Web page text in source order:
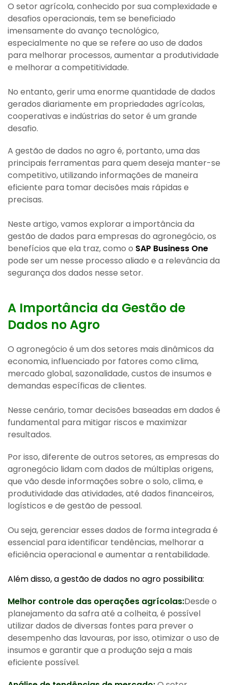
O setor agrícola, conhecido por sua complexidade e
desafios operacionais, tem se beneficiado
imensamente do avanço tecnológico,
especialmente no que se refere ao uso de dados
para melhorar processos, aumentar a produtividade
e melhorar a competitividade.
No entanto, gerir uma enorme quantidade de dados
gerados diariamente em propriedades agrícolas,
cooperativas e indústrias do setor é um grande
desafio.
A gestão de dados no agro é, portanto, uma das
principais ferramentas para quem deseja manter-se
competitivo, utilizando informações de maneira
eficiente para tomar decisões mais rápidas e
precisas.
Neste artigo, vamos explorar a importância da
gestão de dados para empresas do agronegócio, os
benefícios que ela traz, como o SAP Business One
pode ser um nesse processo aliado e a relevância da
segurança dos dados nesse setor.
A Importância da Gestão de
Dados no Agro
O agronegócio é um dos setores mais dinâmicos da
economia, influenciado por fatores como clima,
mercado global, sazonalidade, custos de insumos e
demandas específicas de clientes.
Nesse cenário, tomar decisões baseadas em dados é
fundamental para mitigar riscos e maximizar
resultados.
Por isso, diferente de outros setores, as empresas do
agronegócio lidam com dados de múltiplas origens,
que vão desde informações sobre o solo, clima, e
produtividade das atividades, até dados financeiros,
logísticos e de gestão de pessoal.
Ou seja, gerenciar esses dados de forma integrada é
essencial para identificar tendências, melhorar a
eficiência operacional e aumentar a rentabilidade.
Além disso, a gestão de dados no agro possibilita:
Melhor controle das operações agrícolas:Desde o
planejamento da safra até a colheita, é possível
utilizar dados de diversas fontes para prever o
desempenho das lavouras, por isso, otimizar o uso de
insumos e garantir que a produção seja a mais
eficiente possível.